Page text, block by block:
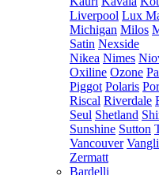
Liverpool Lux
Michigan Milos
Satin Nexside
Nikea Nimes
Oxiline Ozone
Piggot Polaris
Riscal Riverdale
Seul Shetland
Sunshine Sutton
Vancouver
Zermatt
Bardelli